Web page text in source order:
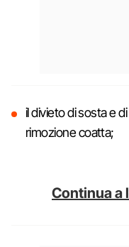
il divieto di sosta e
rimozione coatta;
Continua a